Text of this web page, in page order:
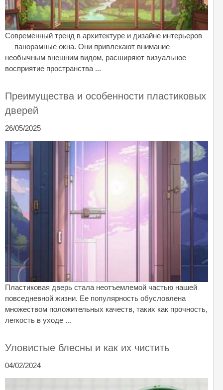
Современный тренд в архитектуре и дизайне интерьеров
— панорамные окна. Они привлекают внимание
необычным внешним видом, расширяют визуальное
восприятие пространства ...
Преимущества и особенности пластиковых
дверей
26/05/2025
Пластиковая дверь стала неотъемлемой частью нашей
повседневной жизни. Ее популярность обусловлена
множеством положительных качеств, таких как прочность,
легкость в уходе ...
Уловистые блесны и как их чистить
04/02/2024